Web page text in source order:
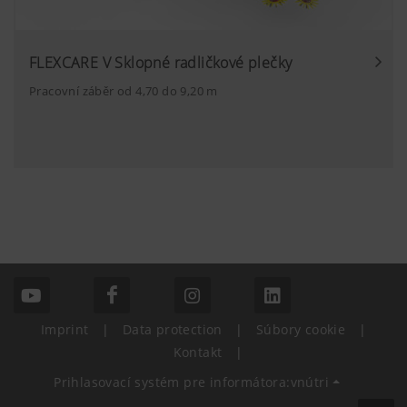
Viac informácií
Chceme vám ukázat relevantní obsah na našich
FLEXCARE V Sklopné radličkové plečky
Pracovní záběr od 4,70 do 9,20 m
Imprint | Data protection | Súbory cookie
|
Kontakt
|
Prihlasovací systém pre informátora:vnútri